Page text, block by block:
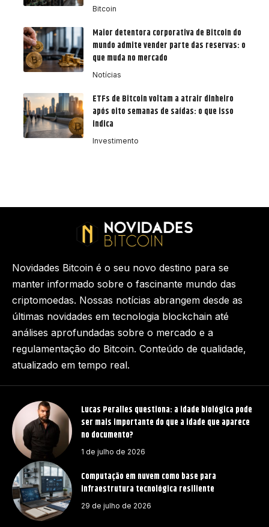
Bitcoin
Maior detentora corporativa de Bitcoin do
mundo admite vender parte das reservas: o
que muda no mercado
Notícias
ETFs de Bitcoin voltam a atrair dinheiro
após oito semanas de saídas: o que isso
indica
Investimento
Lucas Peralles questiona: a idade biológica pode
ser mais importante do que a idade que aparece
no documento?
1 de julho de 2026
Computação em nuvem como base para
infraestrutura tecnológica resiliente
29 de julho de 2026
Novidades Bitcoin é o seu novo destino para se
manter informado sobre o fascinante mundo das
criptomoedas. Nossas notícias abrangem desde as
últimas novidades em tecnologia blockchain até
análises aprofundadas sobre o mercado e a
regulamentação do Bitcoin. Conteúdo de qualidade,
atualizado em tempo real.